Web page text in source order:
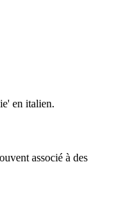
en italien.
associé à des